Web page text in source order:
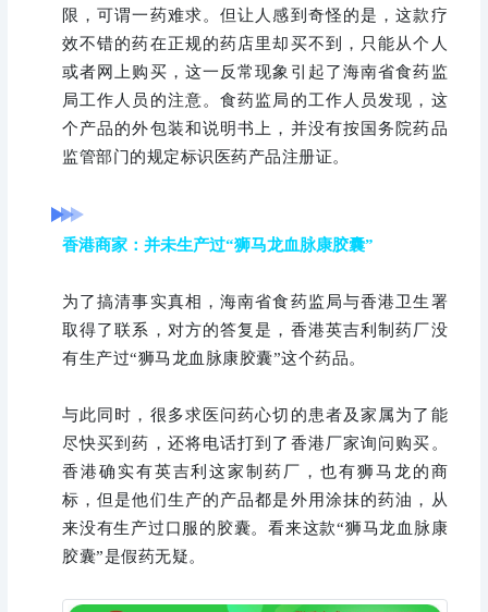
限，可谓一药难求。但让人感到奇怪的是，这款疗
效不错的药在正规的药店里却买不到，只能从个人
或者网上购买，这一反常现象引起了海南省食药监
局工作人员的注意。食药监局的工作人员发现，这
个产品的外包装和说明书上，并没有按国务院药品
监管部门的规定标识医药产品注册证。
香港商家：并未生产过“狮马龙血脉康胶囊”
为了搞清事实真相，海南省食药监局与香港卫生署
取得了联系，对方的答复是，香港英吉利制药厂没
有生产过“狮马龙血脉康胶囊”这个药品。
与此同时，很多求医问药心切的患者及家属为了能
尽快买到药，还将电话打到了香港厂家询问购买。
香港确实有英吉利这家制药厂，也有狮马龙的商
标，但是他们生产的产品都是外用涂抹的药油，从
来没有生产过口服的胶囊。看来这款“狮马龙血脉康
胶囊”是假药无疑。